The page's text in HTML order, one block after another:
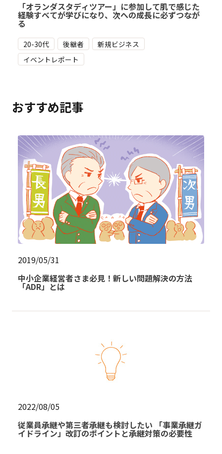
「オランダスタディツアー」に参加して肌で感じた
経験すべてが学びになり、次への成長に必ずつなが
る
20-30代 後継者
新規ビジネス
イベントレポート
おすすめ記事
2019/05/31
中小企業経営者さま必見！新しい問題解決の方法
「ADR」とは
2022/08/05
従業員承継や第三者承継も検討したい 「事業承継ガ
イドライン」改訂のポイントと承継対策の必要性